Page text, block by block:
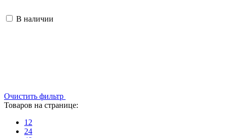
В наличии
Очистить фильтр
Товаров на странице:
12
24